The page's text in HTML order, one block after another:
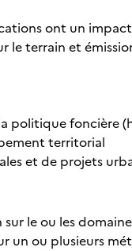
ont un
le terrain et
politique foncière
territorial
et de projets
le ou les
un ou plusieurs